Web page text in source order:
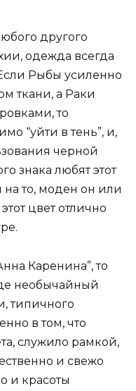
другого
одежда всегда
Рыбы усиленно
ткани, а Раки
то
“уйти в тень”, и,
черной
знака любят этот
то, моден он или
цвет отлично
Каренина”, то
необычайный
типичного
в том, что
служило рамкой,
и свежо
и красоты